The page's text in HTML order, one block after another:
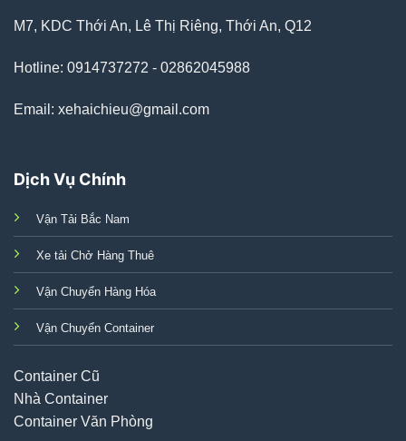
M7, KDC Thới An, Lê Thị Riêng, Thới An, Q12
Hotline: 0914737272 - 02862045988
Email: xehaichieu@gmail.com
Dịch Vụ Chính
Vận Tải Bắc Nam
Xe tải Chở Hàng Thuê
Vận Chuyển Hàng Hóa
Vận Chuyển Container
Container Cũ
Nhà Container
Container Văn Phòng